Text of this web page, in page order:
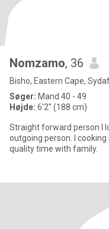
Nomzamo, 36
Bisho, Eastern Cape,
Søger: Mand 40 - 49
Højde: 6'2" (188 cm)
Straight forward person I
outgoing person. I
quality time with family.